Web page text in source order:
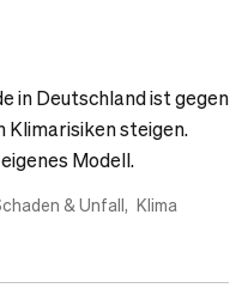
in Deutschland ist gegen
steigen.
Modell.
& Unfall Klima